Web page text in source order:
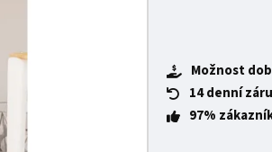
Možnost
14 denní
97%